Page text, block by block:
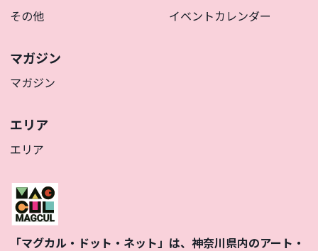
その他
イベントカレンダー
マガジン
マガジン
エリア
エリア
「マグカル・ドット・ネット」は、神奈川県内のアート・